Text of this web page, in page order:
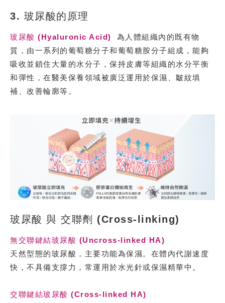
3. 玻尿酸的原理
玻尿酸 (Hyaluronic Acid) 為人體組織內的既有物
質，由一系列的葡萄糖分子和葡萄糖胺分子組成，能夠
吸收並鎖住大量的水分子，保持皮膚等組織的水分平衡
和彈性，在醫美保養領域被廣泛運用於保濕、皺紋填
補、改善輪廓等。
玻尿酸 與 交聯劑 (Cross-linking)
無交聯鍵結玻尿酸 (Uncross-linked HA)
天然型態的玻尿酸，主要功能為保濕。在體內代謝速度
快，不具備支撐力，常運用於水光針或保濕精華中。
交聯鍵結玻尿酸 (Cross-linked HA)